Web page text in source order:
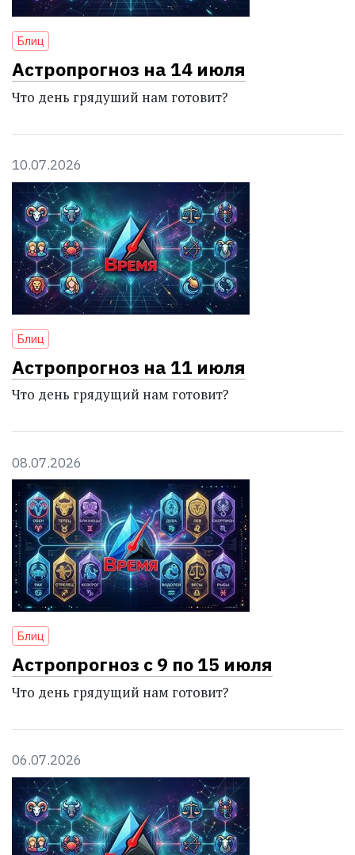
Блиц
Астропрогноз на 14 июля
Что день грядуший нам готовит?
10.07.2026
Блиц
Астропрогноз на 11 июля
Что день грядущий нам готовит?
08.07.2026
Блиц
Астропрогноз с 9 по 15 июля
Что день грядущий нам готовит?
06.07.2026